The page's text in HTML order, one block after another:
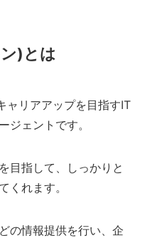
)とは
ャリアアップを目指すIT
ジェントです。
目指して、しっかりと
くれます。
の情報提供を行い、企